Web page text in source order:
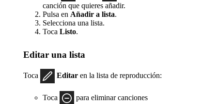
canción que quieres añadir.
Pulsa en Añadir a lista.
Selecciona una lista.
Toca Listo.
Editar una lista
Toca Editar en la lista de reproducción:
Toca
para eliminar canciones